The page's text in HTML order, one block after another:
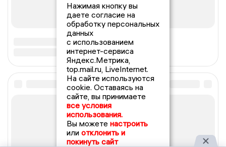
Нажимая кнопку вы
даете согласие на
обработку персональных
данных
с использованием
интернет-сервиса
Яндекс.Метрика,
top.mail.ru, LiveInternet.
На сайте используются
cookie. Оставаясь на
сайте, вы принимаете
все условия
использования.
Вы можете настроить
или отклонить и
покинуть сайт